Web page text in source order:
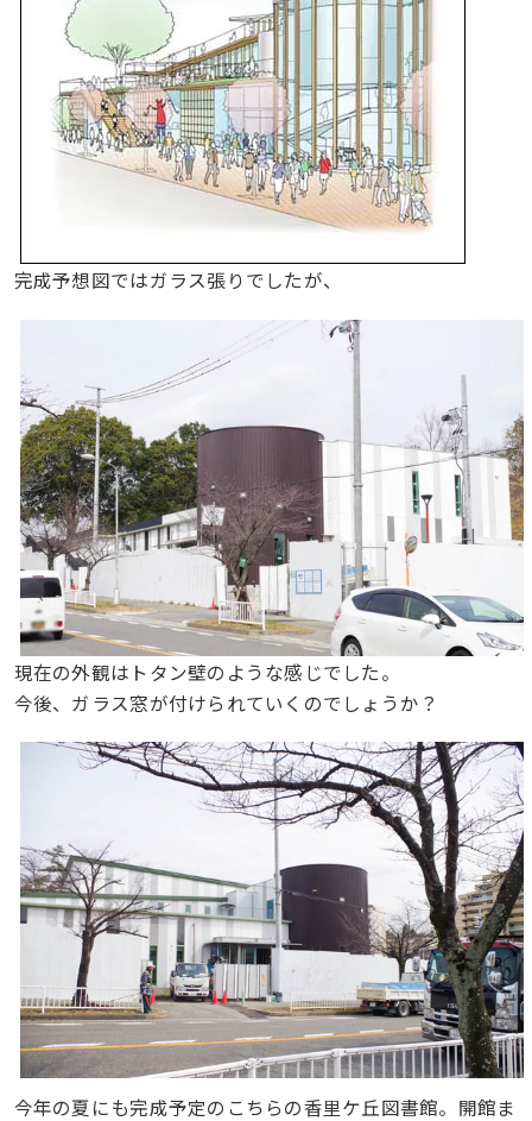
完成予想図ではガラス張りでしたが、
現在の外観はトタン壁のような感じでした。
今後、ガラス窓が付けられていくのでしょうか？
今年の夏にも完成予定のこちらの香里ケ丘図書館。開館ま